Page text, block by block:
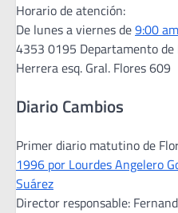
Horario de atención:
De lunes a viernes de9:00
4353 0195 Departamento de
Herrera esq. Gral. Flores 609
Diario Cambios
Primer diario matutino de
1996 por Lourdes Angelero
Suárez
Director responsable: